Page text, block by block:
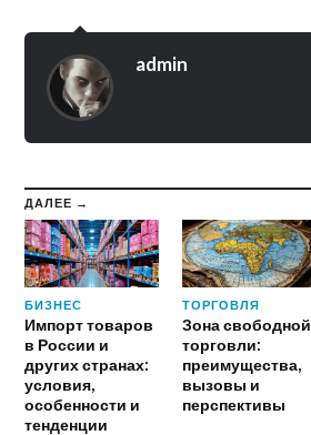
admin
ДАЛЕЕ →
БИЗНЕС
Импорт товаров
в России и
других странах:
условия,
особенности и
тенденции
ТОРГОВЛЯ
Зона свободной
торговли:
преимущества,
вызовы и
перспективы